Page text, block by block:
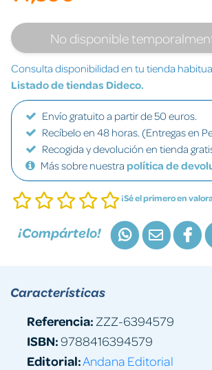
No disponible
Consulta disponibilidad en tu tienda
Listado de tiendas Dideco.
Envío gratuito a partir de 50 euros.
Recíbelo en 48 horas. (Entregas en
Recogida y devolución en tienda
Más sobre nuestra política de
¡Sé el primero en
¡Compártelo!
Características
Referencia: ZZZ-6394579
ISBN:9788416394579
Editorial:Andana Editorial